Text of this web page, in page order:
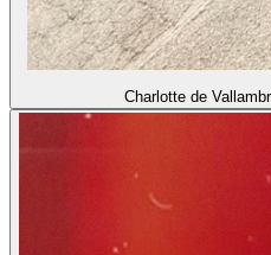
Charlotte de